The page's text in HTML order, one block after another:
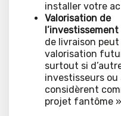
installer votre
Valorisation de
l’investissement
de livraison peut
valorisation
surtout si
investisseurs
considèrent
projet fantôme